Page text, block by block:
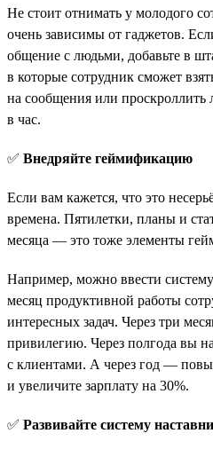
Не стоит отнимать у молодого
очень зависимы от гаджетов.
общение с людьми, добавьте в
в которые сотрудник сможет
на сообщения или
в час.
✅ Внедряйте геймификацию
Если вам кажется, что это
времена. Пятилетки, планы и
месяца — это тоже элементы
Например, можно ввести
месяц продуктивной работы
интересных задач. Через три
привилегию. Через полгода вы
с клиентами. А через год —
и увеличите зарплату на 30%.
✅ Развивайте систему